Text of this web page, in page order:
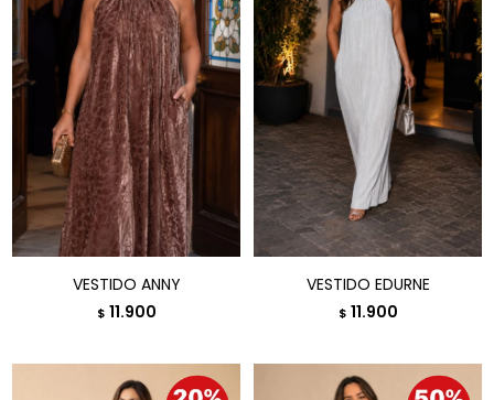
VESTIDO ANNY
$ 11.900
VESTIDO EDURNE
$ 11.900